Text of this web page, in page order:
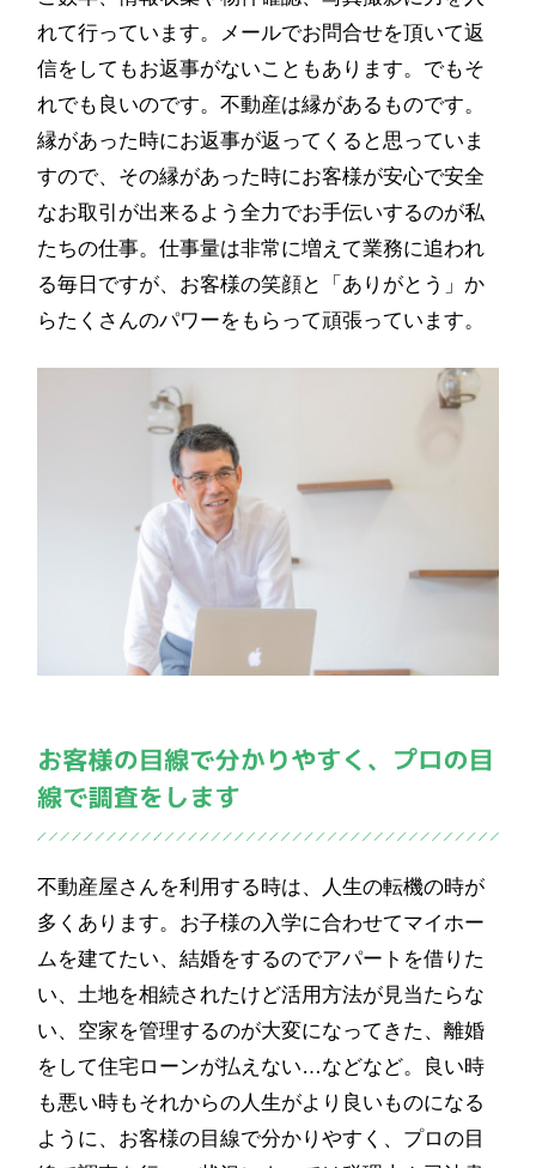
れて行っています。メールでお問合せを頂いて返
信をしてもお返事がないこともあります。でもそ
れでも良いのです。不動産は縁があるものです。
縁があった時にお返事が返ってくると思っていま
すので、その縁があった時にお客様が安心で安全
なお取引が出来るよう全力でお手伝いするのが私
たちの仕事。仕事量は非常に増えて業務に追われ
る毎日ですが、お客様の笑顔と「ありがとう」か
らたくさんのパワーをもらって頑張っています。
不動産屋さんを利用する時は、人生の転機の時が
多くあります。お子様の入学に合わせてマイホー
ムを建てたい、結婚をするのでアパートを借りた
い、土地を相続されたけど活用方法が見当たらな
い、空家を管理するのが大変になってきた、離婚
をして住宅ローンが払えない…などなど。良い時
も悪い時もそれからの人生がより良いものになる
ように、お客様の目線で分かりやすく、プロの目